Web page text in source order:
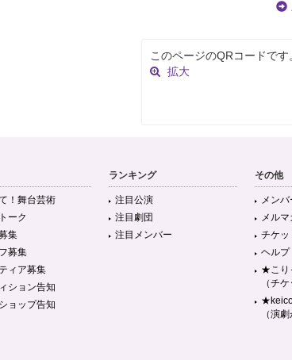
このページのQRコードです
拡大
！舞台芸術
ーク
集
募集
ィア募集
ション告知
ョップ告知
ランキング
注目公演
注目劇団
注目メンバー
その他
メン
メル
チケッ
ヘルプ
★こり
（チ
（演